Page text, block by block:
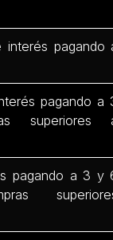
interés pagando
pagando a
superiores
pagando a 3 y